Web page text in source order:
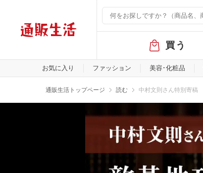
バ
ル
メ
ー
買う
お気に入り ファッション 美容･化粧品
通販生活トップページ 読む 中村文則さん特別寄稿